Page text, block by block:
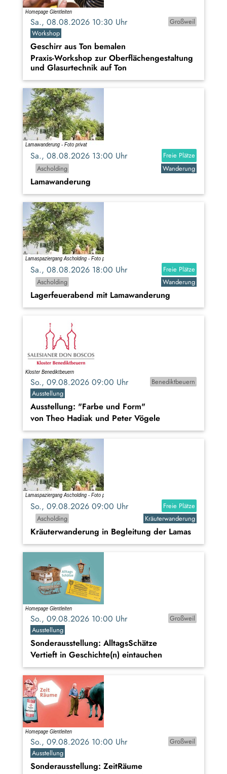
Sa., 08.08.2026 10:30 Uhr
Großweil
Workshop
Geschirr aus Ton bemalen
Praxis-Workshop zur Oberflächengestaltung
und Glasurtechnik auf Ton
Sa., 08.08.2026 13:00 Uhr
Freie Plätze
Ascholding
Wanderung
Lamawanderung
Sa., 08.08.2026 18:00 Uhr
Freie Plätze
Ascholding
Wanderung
Lagerfeuerabend mit Lamawanderung
So., 09.08.2026 09:00 Uhr
Benediktbeuern
Ausstellung
Ausstellung: "Farbe und Form"
von Theo Hadiak und Peter Vögele
So., 09.08.2026 09:00 Uhr
Freie Plätze
Ascholding
Kräuterwanderung
Kräuterwanderung in Begleitung der Lamas
So., 09.08.2026 10:00 Uhr
Großweil
Ausstellung
Sonderausstellung: AlltagsSchätze
Vertieft in Geschichte(n) eintauchen
So., 09.08.2026 10:00 Uhr
Großweil
Ausstellung
Sonderausstellung: ZeitRäume